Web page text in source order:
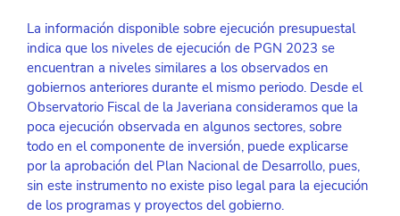
La información disponible sobre ejecución presupuestal
indica que los niveles de ejecución de PGN 2023 se
encuentran a niveles similares a los observados en
gobiernos anteriores durante el mismo periodo. Desde el
Observatorio Fiscal de la Javeriana consideramos que la
poca ejecución observada en algunos sectores, sobre
todo en el componente de inversión, puede explicarse
por la aprobación del Plan Nacional de Desarrollo, pues,
sin este instrumento no existe piso legal para la ejecución
de los programas y proyectos del gobierno.